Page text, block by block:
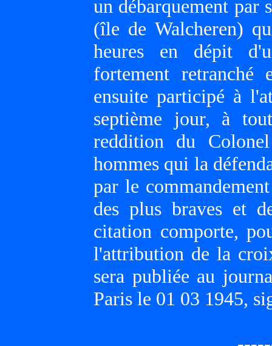
un débarquement par
(île de Walcheren)
heures en dépit
fortement
ensuite participé à
septième jour, à
reddition du
hommes qui la
par le
des plus braves et
citation comporte,
l'attribution de la
sera publiée au
Paris le 01 03 1945,